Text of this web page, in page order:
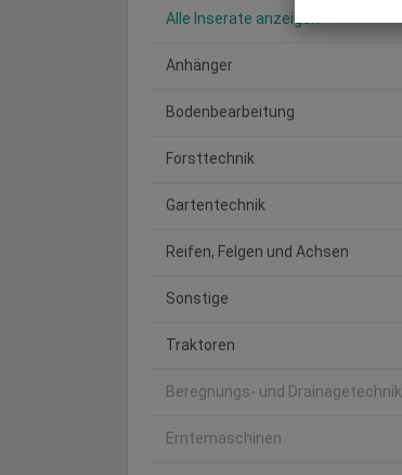
Alle Inserate anzeigen
Anhänger
Bodenbearbeitung
Forsttechnik
Gartentechnik
Reifen, Felgen und Achsen
Sonstige
Traktoren
Beregnungs- und Drainagetechnik
Erntemaschinen